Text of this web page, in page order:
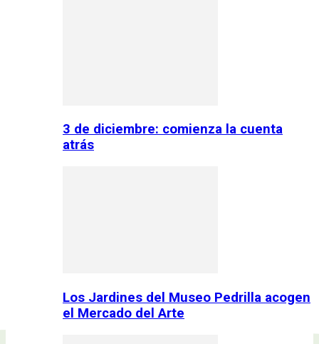
3 de diciembre: comienza la cuenta
atrás
Los Jardines del Museo Pedrilla acogen
el Mercado del Arte